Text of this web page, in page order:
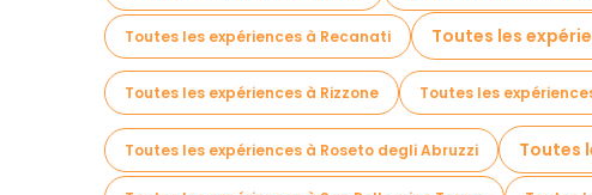
Toutes les expériences à Recanati Toutes les
Toutes les expériences à Rizzone Toutes les
Toutes les expériences à Roseto degli Abruzzi Toutes